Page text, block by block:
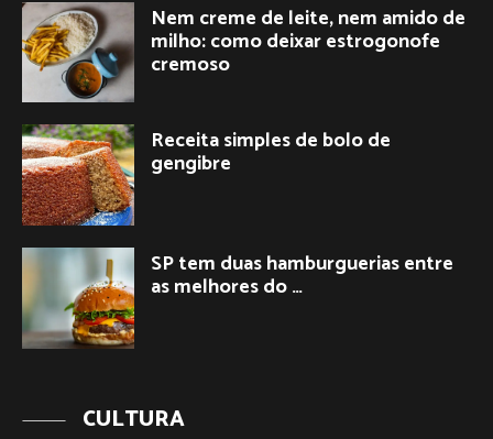
Nem creme de leite, nem amido de
milho: como deixar estrogonofe
cremoso
Receita simples de bolo de
gengibre
SP tem duas hamburguerias entre
as melhores do …
CULTURA